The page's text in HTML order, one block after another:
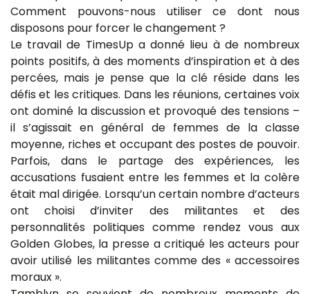
Comment pouvons-nous utiliser ce dont nous
disposons pour forcer le changement ?
Le travail de TimesUp a donné lieu à de nombreux
points positifs, à des moments d’inspiration et à des
percées, mais je pense que la clé réside dans les
défis et les critiques. Dans les réunions, certaines voix
ont dominé la discussion et provoqué des tensions –
il s’agissait en général de femmes de la classe
moyenne, riches et occupant des postes de pouvoir.
Parfois, dans le partage des expériences, les
accusations fusaient entre les femmes et la colère
était mal dirigée. Lorsqu’un certain nombre d’acteurs
ont choisi d’inviter des militantes et des
personnalités politiques comme rendez vous aux
Golden Globes, la presse a critiqué les acteurs pour
avoir utilisé les militantes comme des « accessoires
moraux ».